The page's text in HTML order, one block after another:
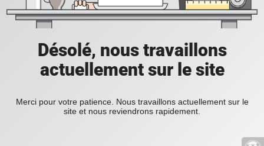
Désolé, nous travaillons
actuellement sur le site
Merci pour votre patience. Nous travaillons actuellement sur le
site et nous reviendrons rapidement.